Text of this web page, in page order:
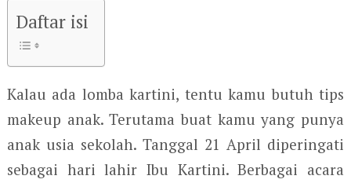
Daftar isi
Kalau ada lomba kartini, tentu kamu butuh tips
makeup anak. Terutama buat kamu yang punya
anak usia sekolah. Tanggal 21 April diperingati
sebagai hari lahir Ibu Kartini. Berbagai acara